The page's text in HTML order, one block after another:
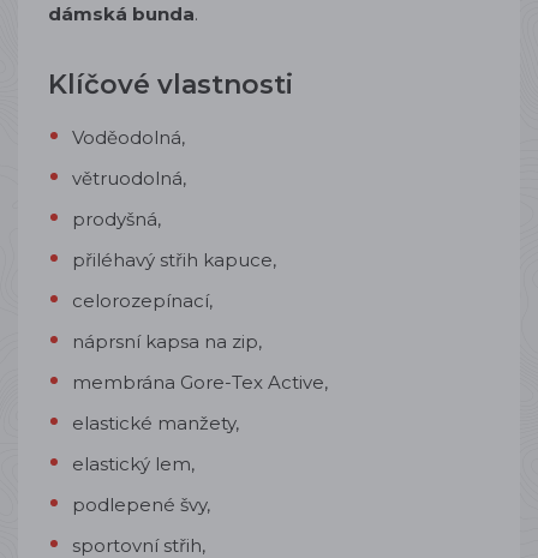
dámská bunda.
Klíčové vlastnosti
Voděodolná,
větruodolná,
prodyšná,
přiléhavý střih kapuce,
celorozepínací,
náprsní kapsa na zip,
membrána Gore-Tex Active,
elastické manžety,
elastický lem,
podlepené švy,
sportovní střih,